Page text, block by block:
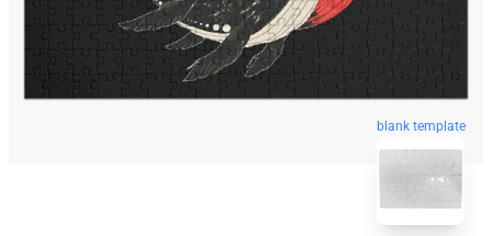
blank template